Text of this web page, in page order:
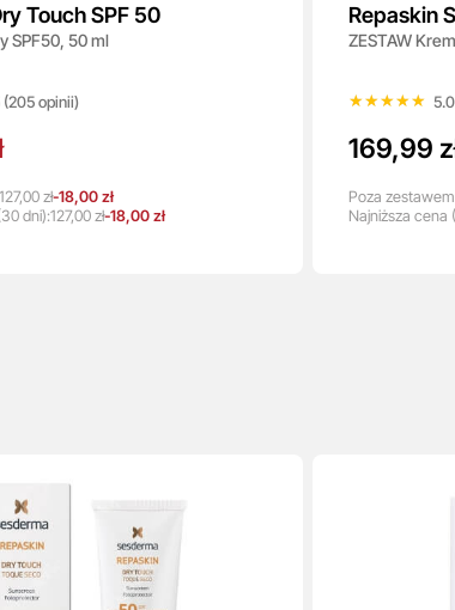
Touch SPF 50
SPF50, 50 ml
(205 opinii)
127,00 zł-18,00 zł
dni):127,00 zł-18,00 zł
Repaskin
ZESTAW
★★★★★
★★★★★
169,99
Poza
Najniższa cena